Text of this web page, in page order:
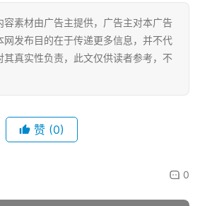
容素材由广告主提供，广告主对本广告
网发布目的在于传递更多信息，并不代
其真实性负责，此文仅供读者参考，不
赞 (0)
0